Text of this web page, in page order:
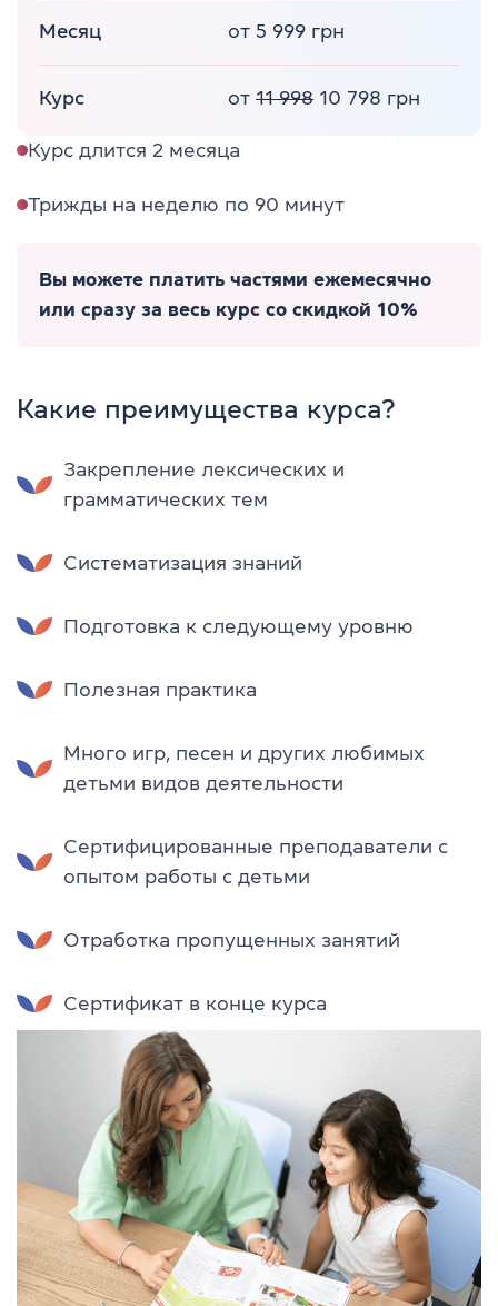
Месяц от 5 999 грн
Курс от11 998 10 798 грн
Курс длится 2 месяца
Трижды на неделю по 90 минут
Вы можете платить частями ежемесячно
или сразу за весь курс со скидкой 10%
Какие преимущества курса?
Закрепление лексических и
грамматических тем
Систематизация знаний
Подготовка к следующему уровню
Полезная практика
Много игр, песен и других любимых
детьми видов деятельности
Сертифицированные преподаватели с
опытом работы с детьми
Отработка пропущенных занятий
Сертификат в конце курса